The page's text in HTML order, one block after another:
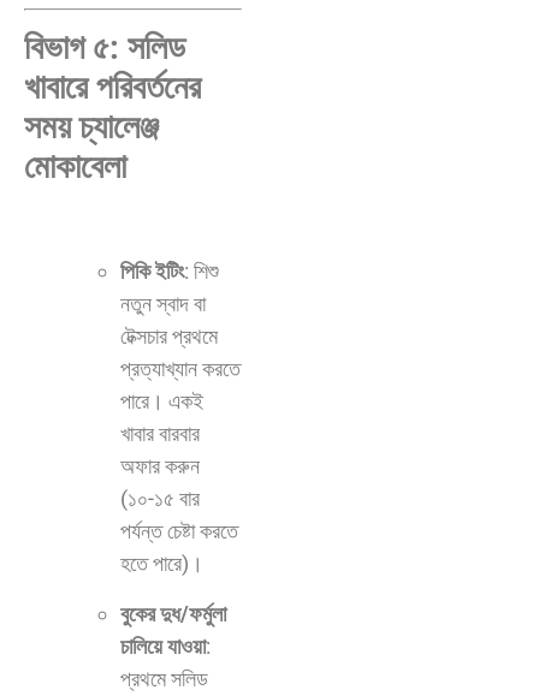
বিভাগ ৫: সলিড
খাবারে পরিবর্তনের
সময় চ্যালেঞ্জ
মোকাবেলা
পিকি ইটিং: শিশু
নতুন স্বাদ বা
টেক্সচার প্রথমে
প্রত্যাখ্যান করতে
পারে। একই
খাবার বারবার
অফার করুন
(১০-১৫ বার
পর্যন্ত চেষ্টা করতে
হতে পারে)।
বুকের দুধ/ফর্মুলা
চালিয়ে যাওয়া:
প্রথমে সলিড